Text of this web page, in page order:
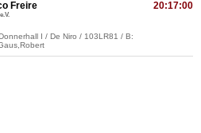
20:17:00
Freire
I / De Niro / 103LR81 / B: